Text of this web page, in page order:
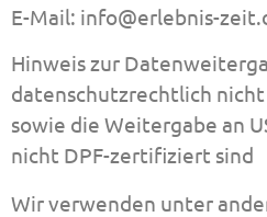
E-Mail: info@erlebnis-
Hinweis zur
datenschutzrechtlich
sowie die Weitergabe an
nicht DPF-zertifiziert sind
Wir verwenden unter